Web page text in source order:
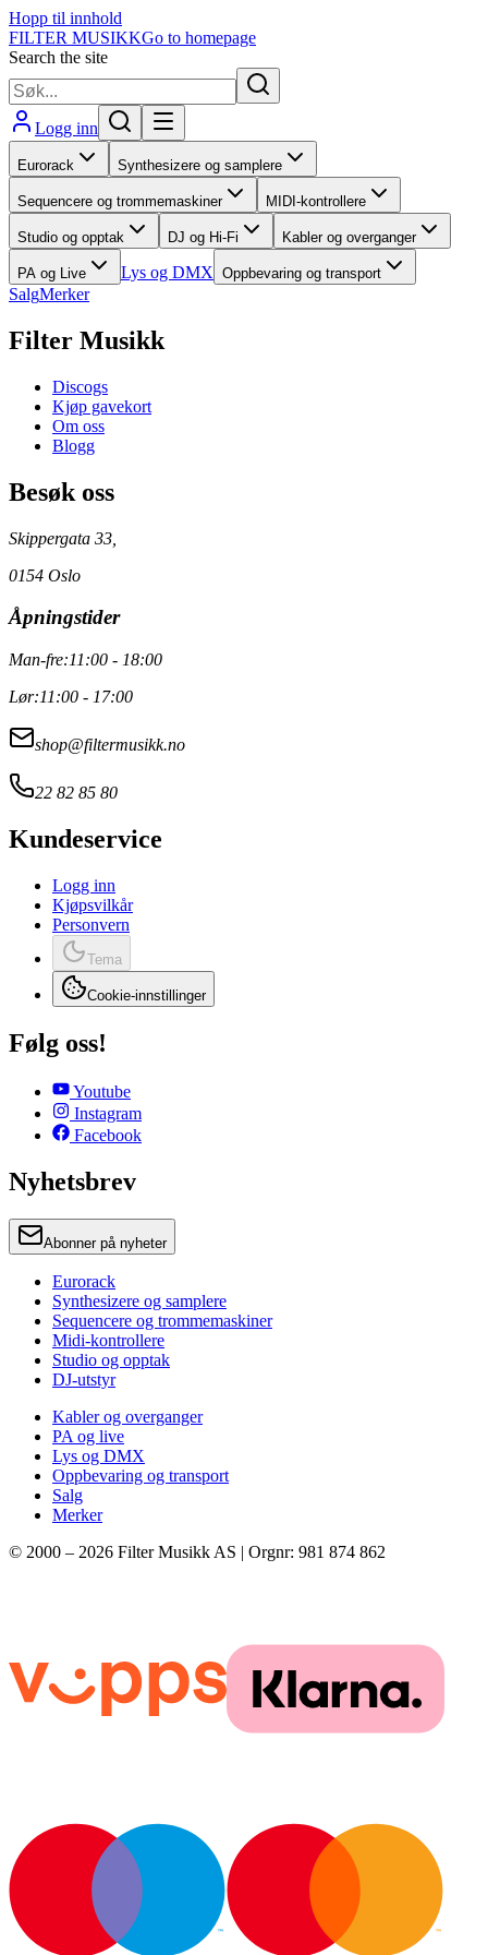
Hopp til innhold
FILTER MUSIKKGo to homepage
Search the site
Logg inn
Eurorack Synthesizere og samplere
Sequencere og trommemaskiner MIDI-kontrollere
Studio og opptak DJ og Hi-Fi Kabler og overganger
PA og Live Lys og DMX Oppbevaring og transport
SalgMerker
Filter Musikk
Discogs
Kjøp gavekort
Om oss
Blogg
Besøk oss
Skippergata 33,
0154 Oslo
Åpningstider
Man-fre:11:00 - 18:00
Lør:11:00 - 17:00
shop@filtermusikk.no
22 82 85 80
Kundeservice
Logg inn
Kjøpsvilkår
Personvern
Tema
Cookie-innstillinger
Følg oss!
Youtube
Instagram
Facebook
Nyhetsbrev
Abonner på nyheter
Eurorack
Synthesizere og samplere
Sequencere og trommemaskiner
Midi-kontrollere
Studio og opptak
DJ-utstyr
Kabler og overganger
PA og live
Lys og DMX
Oppbevaring og transport
Salg
Merker
© 2000 – 2026 Filter Musikk AS | Orgnr: 981 874 862